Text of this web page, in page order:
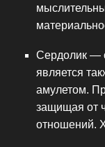
Сердолик —
является
амулетом.
защищая от
отношений.